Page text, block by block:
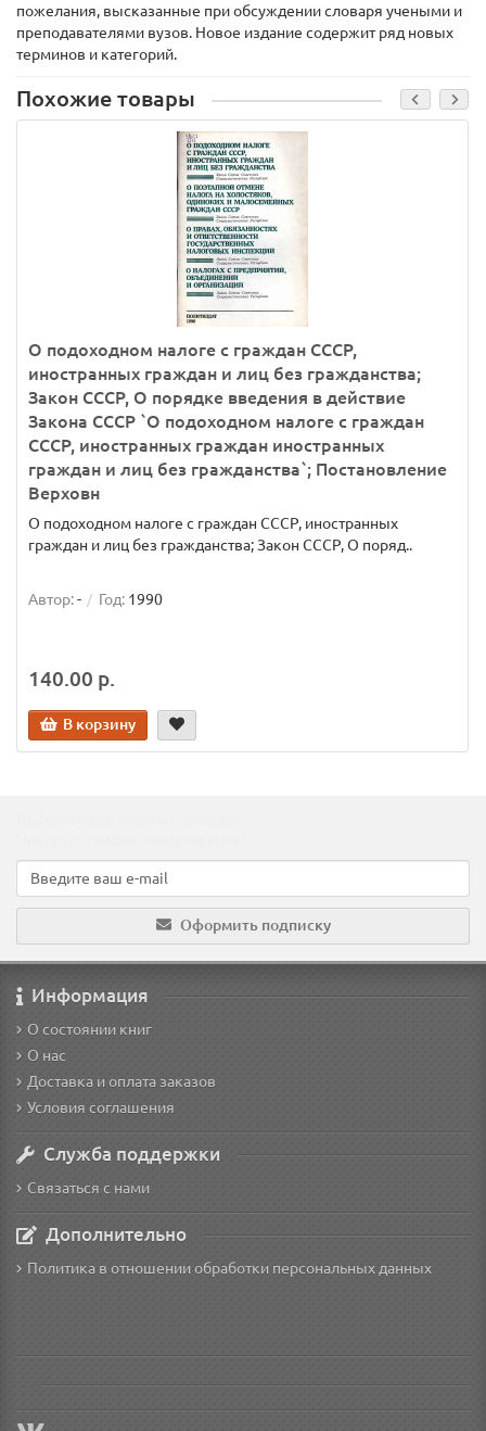
пожелания, высказанные при обсуждении словаря учеными и
преподавателями вузов. Новое издание содержит ряд новых
терминов и категорий.
Похожие товары
О подоходном налоге с граждан СССР,
иностранных граждан и лиц без гражданства;
Закон СССР, О порядке введения в действие
Закона СССР `О подоходном налоге с граждан
СССР, иностранных граждан иностранных
граждан и лиц без гражданства`; Постановление
Верховн
О подоходном налоге с граждан СССР, иностранных
граждан и лиц без гражданства; Закон СССР, О поряд..
Автор:- Год: 1990
140.00 р.
В корзину
Оформить подписку
Информация
О состоянии книг
О нас
Доставка и оплата заказов
Условия соглашения
Служба поддержки
Связаться с нами
Дополнительно
Политика в отношении обработки персональных данных